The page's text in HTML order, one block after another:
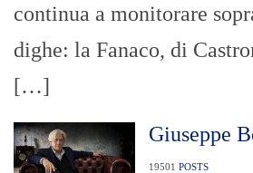
continua a monitorare
dighe: la Fanaco, di
[…]
Giuseppe
19501 POSTS